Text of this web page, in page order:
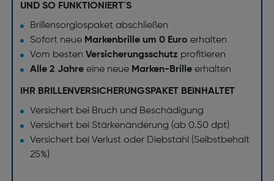
UND SO FUNKTIONIERT`S
Brillensorglospaket abschließen
Sofort neue Markenbrille um 0 Euro erhalten
Vom besten Versicherungsschutz profitieren
Alle 2 Jahreeine neue Marken-Brille erhalten
IHR BRILLENVERSICHERUNGSPAKET BEINHALTET
Versichert bei Bruch und Beschädigung
Versichert bei Stärkenänderung (ab 0.50 dpt)
Versichert bei Verlust oder Diebstahl (Selbstbehalt
25%)